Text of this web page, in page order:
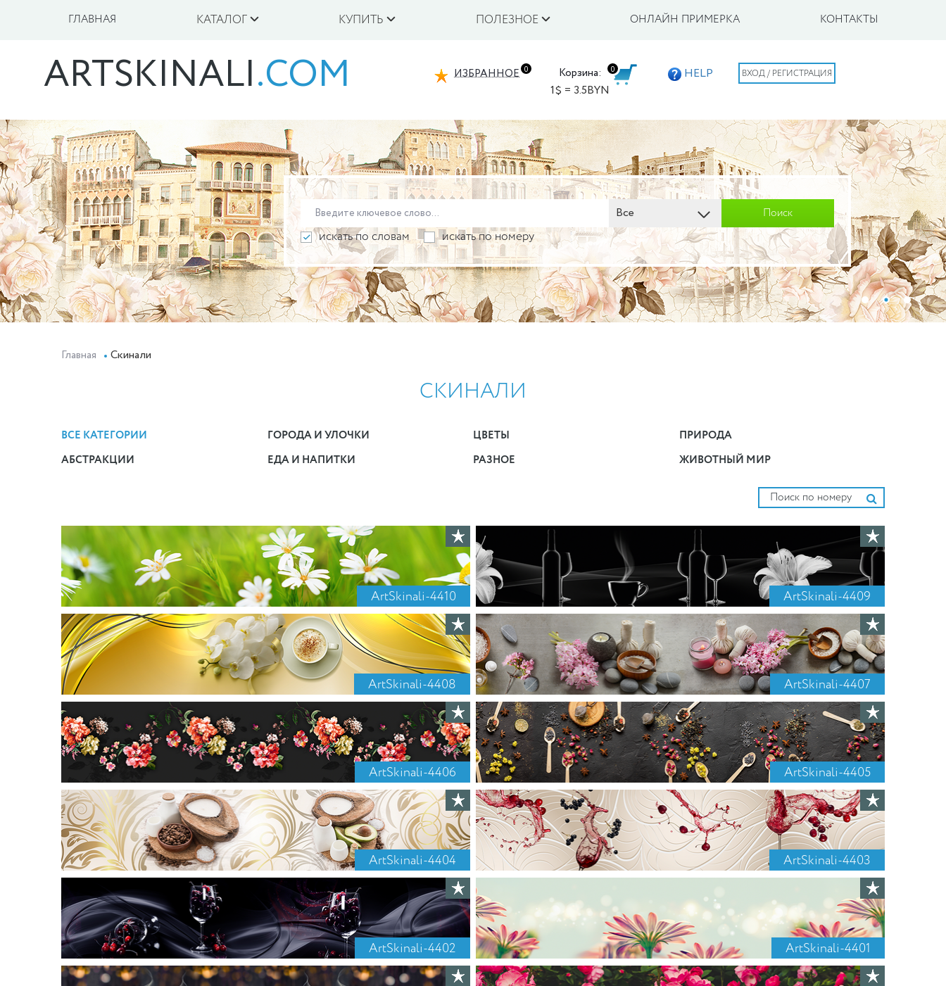
ГЛАВНАЯ КАТАЛОГ КУПИТЬ ПОЛЕЗНОЕ ОНЛАЙН ПРИМЕРКА КОНТАКТЫ
ARTSKINALI.COM ИЗБРАННОЕ 0 Корзина: 0
1$ = 3.5BYN
HELP ВХОД / РЕГИСТРАЦИЯ
Все Поиск
искать по словам искать по номеру
Главная Скинали
СКИНАЛИ
ВСЕ КАТЕГОРИИ ГОРОДА И УЛОЧКИ ЦВЕТЫ
ПРИРОДА
АБСТРАКЦИИ
ЕДА И НАПИТКИ РАЗНОЕ ЖИВОТНЫЙ МИР
ArtSkinali-4410 ArtSkinali-4409
ArtSkinali-4408 ArtSkinali-4407
ArtSkinali-4406 ArtSkinali-4405
ArtSkinali-4404 ArtSkinali-4403
ArtSkinali-4402 ArtSkinali-4401